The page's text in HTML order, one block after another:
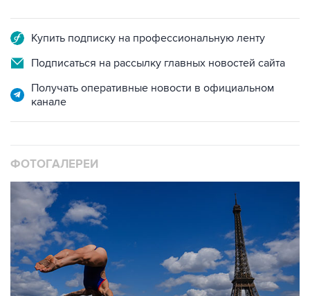
Купить подписку на профессиональную ленту
Подписаться на рассылку главных новостей сайта
Получать оперативные новости в официальном
канале
ФОТОГАЛЕРЕИ